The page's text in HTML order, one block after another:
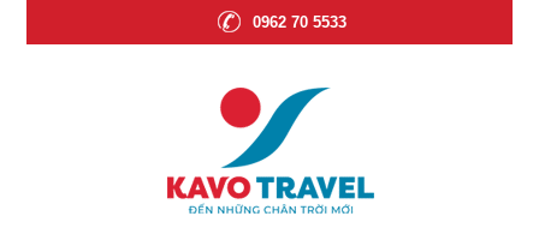
0962 70 5533